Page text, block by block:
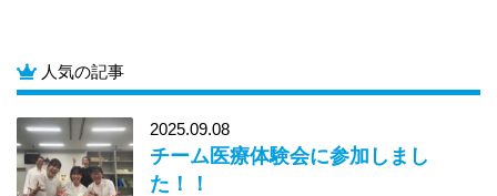
人気の記事
2025.09.08
チーム医療体験会に参加しまし
た！！